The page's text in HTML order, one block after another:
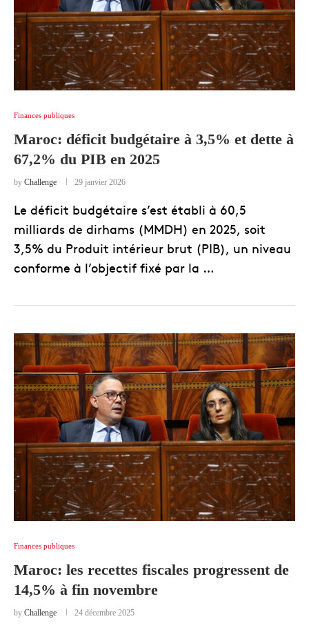
Finances publiques
Maroc: déficit budgétaire à 3,5% et dette à
67,2% du PIB en 2025
by Challenge 29 janvier 2026
Le déficit budgétaire s’est établi à 60,5
milliards de dirhams (MMDH) en 2025, soit
3,5% du Produit intérieur brut (PIB), un niveau
conforme à l’objectif fixé par la …
Finances publiques
Maroc: les recettes fiscales progressent de
14,5% à fin novembre
by Challenge 24 décembre 2025